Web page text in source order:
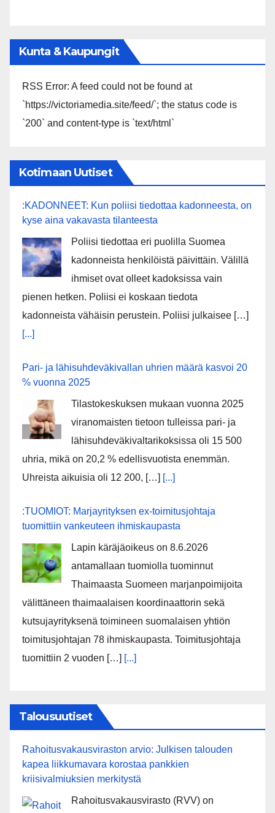
Kunta & Kaupungit
RSS Error: A feed could not be found at
`https://victoriamedia.site/feed/`; the status code is
`200` and content-type is `text/html`
Kotimaan Uutiset
:KADONNEET: Kun poliisi tiedottaa kadonneesta, on
kyse aina vakavasta tilanteesta
Poliisi tiedottaa eri puolilla Suomea
kadonneista henkilöistä päivittäin. Välillä
ihmiset ovat olleet kadoksissa vain
pienen hetken. Poliisi ei koskaan tiedota
kadonneista vähäisin perustein. Poliisi julkaisee […]
[...]
Pari- ja lähisuhdeväkivallan uhrien määrä kasvoi 20
% vuonna 2025
Tilastokeskuksen mukaan vuonna 2025
viranomaisten tietoon tulleissa pari- ja
lähisuhdeväkivaltarikoksissa oli 15 500
uhria, mikä on 20,2 % edellisvuotista enemmän.
Uhreista aikuisia oli 12 200, […] [...]
:TUOMIOT: Marjayrityksen ex-toimitusjohtaja
tuomittiin vankeuteen ihmiskaupasta
Lapin käräjäoikeus on 8.6.2026
antamallaan tuomiolla tuominnut
Thaimaasta Suomeen marjanpoimijoita
välittäneen thaimaalaisen koordinaattorin sekä
kutsujayrityksenä toimineen suomalaisen yhtiön
toimitusjohtajan 78 ihmiskaupasta. Toimitusjohtaja
tuomittiin 2 vuoden […] [...]
Talousuutiset
Rahoitusvakausviraston arvio: Julkisen talouden
kapea liikkumavara korostaa pankkien
kriisivalmiuksien merkitystä
Rahoitusvakausvirasto (RVV) on